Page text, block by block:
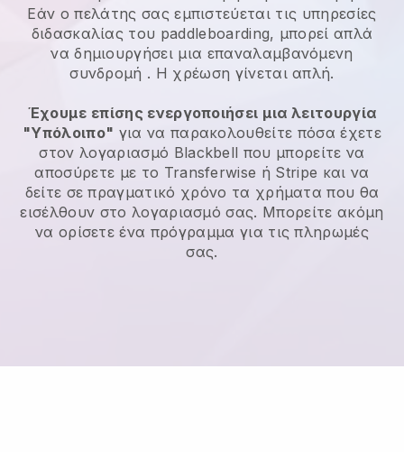
Εάν ο πελάτης σας εμπιστεύεται τις υπηρεσίες
διδασκαλίας του paddleboarding, μπορεί απλά
να δημιουργήσει μια επαναλαμβανόμενη
συνδρομή . Η χρέωση γίνεται απλή.
Έχουμε επίσης ενεργοποιήσει μια λειτουργία
"Υπόλοιπο" για να παρακολουθείτε πόσα έχετε
στον λογαριασμό Blackbell που μπορείτε να
αποσύρετε με το Transferwise ή Stripe και να
δείτε σε πραγματικό χρόνο τα χρήματα που θα
εισέλθουν στο λογαριασμό σας. Μπορείτε ακόμη
να ορίσετε ένα πρόγραμμα για τις πληρωμές
σας.